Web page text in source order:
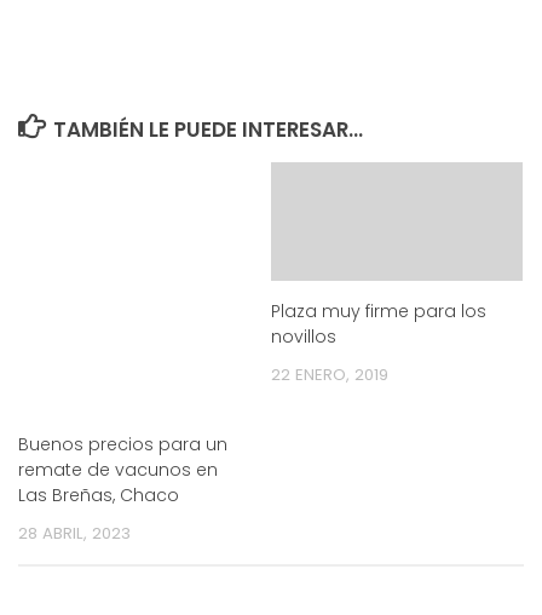
TAMBIÉN LE PUEDE INTERESAR...
Buenos precios para un
remate de vacunos en
Las Breñas, Chaco
28 ABRIL, 2023
Plaza muy firme para los
novillos
22 ENERO, 2019